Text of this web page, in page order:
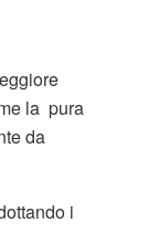
la pura
da
i